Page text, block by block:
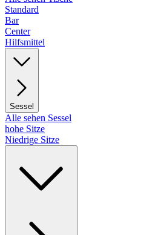
Standard
Bar
Center
Hilfsmittel
Sessel
Alle sehen Sessel
hohe Sitze
Niedrige Sitze